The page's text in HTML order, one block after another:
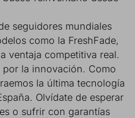
seguidores mundiales
como la FreshFade,
ventaja competitiva real.
por la innovación. Como
la última tecnología
Olvídate de esperar
o sufrir con garantías